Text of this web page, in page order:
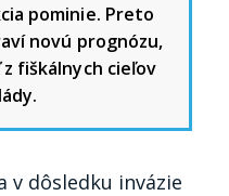
pominie. Preto
novú prognózu,
fiškálnych cieľov
v dôsledku invázie